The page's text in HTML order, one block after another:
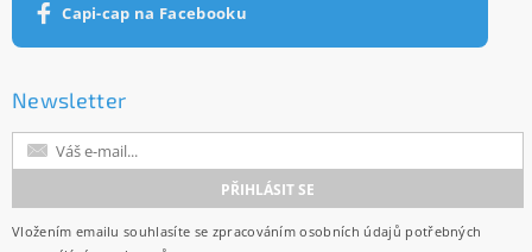
Capi-cap na Facebooku
Newsletter
Vložením emailu souhlasíte se zpracováním osobních údajů potřebných